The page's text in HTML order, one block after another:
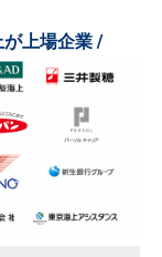
上場企業 /